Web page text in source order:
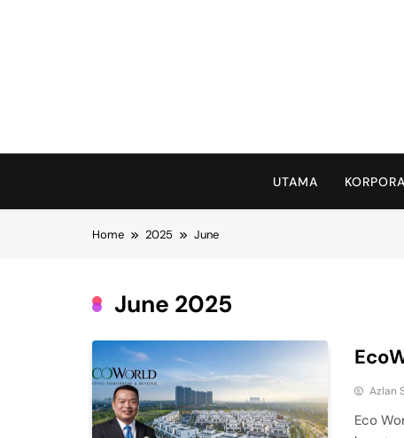
UTAMA
Home 2025 June
June 2025
Azlan
Eco